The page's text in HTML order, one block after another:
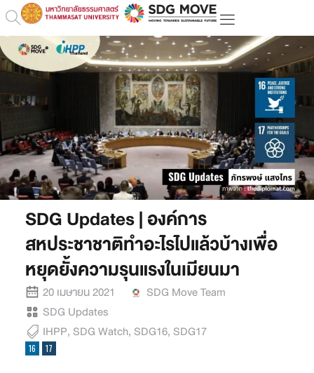
SDG Updates | องค์การ
สหประชาชาติทำอะไรไปแล้วบ้างเพื่อ
หยุดยั้งความรุนแรงในเมียนมา
20 เมษายน 2021
SDG Move Team
SDG Updates
IHPP, SDG Watch, SDG16, SDG17